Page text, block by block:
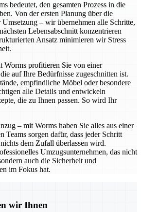
bedeutet, den gesamten Prozess in die
Von der ersten Planung über die
– wir übernehmen alle Schritte,
Lebensabschnitt konzentrieren
Ansatz minimieren wir Stress
Worms profitieren Sie von einer
auf Ihre Bedürfnisse zugeschnitten ist.
empfindliche Möbel oder besondere
alle Details und entwickeln
die zu Ihnen passen. So wird Ihr
– mit Worms haben Sie alles aus einer
Teams sorgen dafür, dass jeder Schritt
dem Zufall überlassen wird.
Umzugsunternehmen, das nicht
auch die Sicherheit und
im Fokus hat.
wir Ihnen